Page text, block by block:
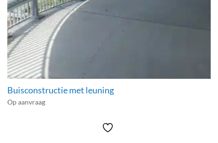
Buisconstructie met leuning
Op aanvraag